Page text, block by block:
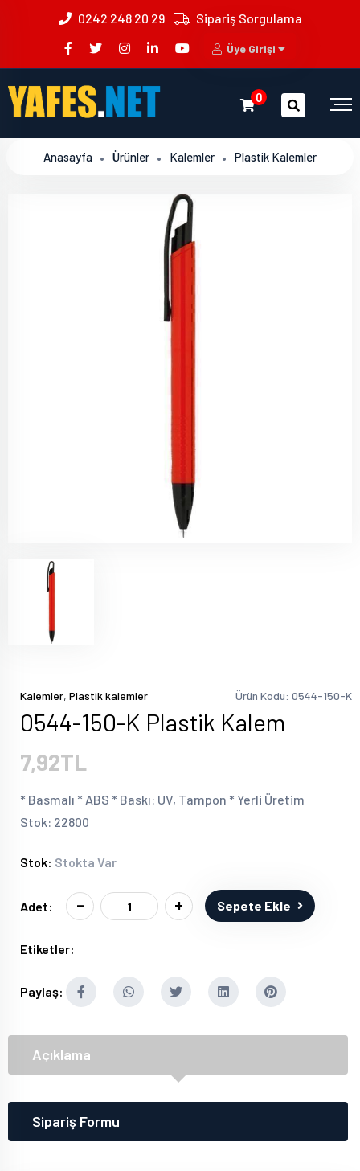
0242 248 20 29 Sipariş Sorgulama
Üye Girişi
0
Anasayfa Ürünler Kalemler Plastik Kalemler
Kalemler, Plastik kalemler Ürün Kodu: 0544-150-K
0544-150-K Plastik Kalem
7,92TL
* Basmalı * ABS * Baskı: UV, Tampon * Yerli Üretim
Stok: 22800
Stok: Stokta Var
Adet: - + Sepete Ekle
Etiketler:
Paylaş:
Açıklama
Sipariş Formu